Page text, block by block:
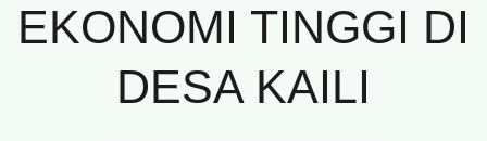
EKONOMI TINGGI DI
DESA KAILI